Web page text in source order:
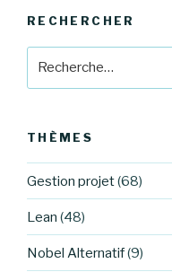
RECHERCHER
THÈMES
Gestion projet(68)
Lean (48)
Nobel Alternatif(9)